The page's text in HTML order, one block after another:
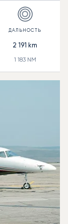
2 191 km
1 183NM